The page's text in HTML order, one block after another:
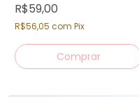
R$59,00
R$56,05 com Pix